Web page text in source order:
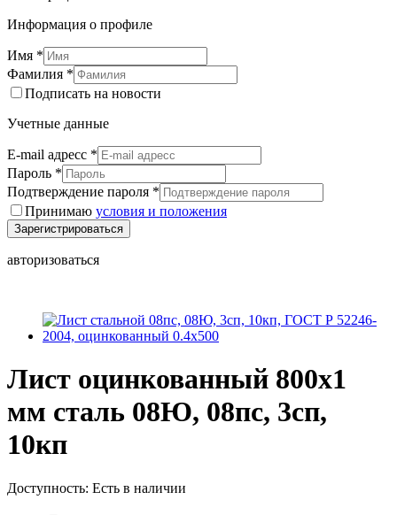
Информация о профиле
Имя *
Фамилия *
Подписать на новости
Учетные данные
E-mail адресс *
Пароль *
Подтверждение пароля *
Принимаю условия и положения
Зарегистрироваться
авторизоваться
Лист оцинкованный 800x1
мм сталь 08Ю, 08пс, 3сп,
10кп
Доступность: Есть в наличии